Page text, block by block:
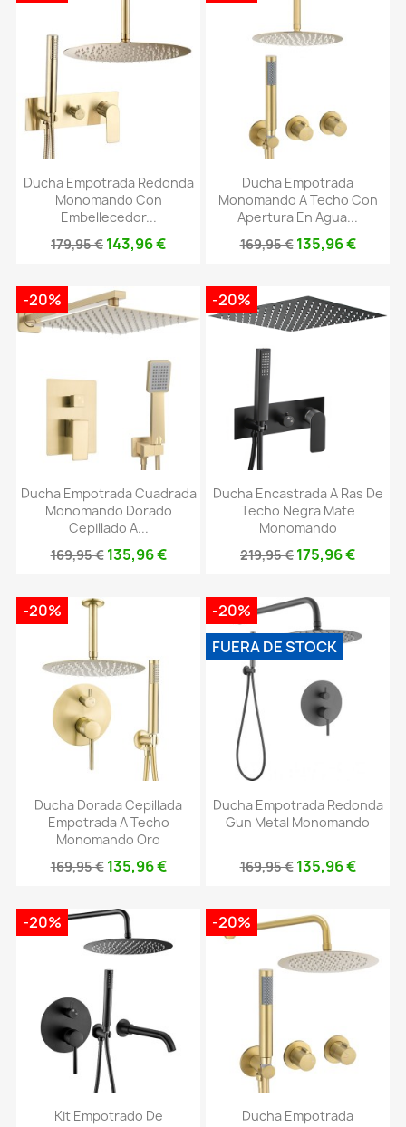
Ducha Empotrada Redonda
Monomando Con
Embellecedor...
179,95 € 143,96 €
Ducha Empotrada
Monomando A Techo Con
Apertura En Agua...
169,95 € 135,96 €
Ducha Empotrada Cuadrada
Monomando Dorado
Cepillado A...
169,95 € 135,96 €
-20%
Ducha Encastrada A Ras De
Techo Negra Mate
Monomando
219,95 € 175,96 €
-20%
Ducha Dorada Cepillada
Empotrada A Techo
Monomando Oro
169,95 € 135,96 €
-20%
Ducha Empotrada Redonda
Gun Metal Monomando
169,95 € 135,96 €
-20%
FUERA DE STOCK
Kit Empotrado De
-20%
Ducha Empotrada
-20%